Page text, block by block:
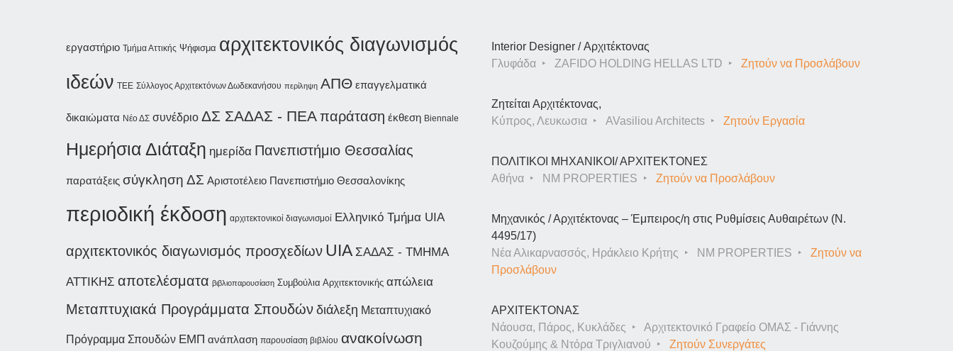
εργαστήριο Τμήμα Αττικής Ψήφισμα αρχιτεκτονικός διαγωνισμός
ιδεών
ΤΕΕ Σύλλογος Αρχιτεκτόνων Δωδεκανήσου περίληψη ΑΠΘ επαγγελματικά
δικαιώματα Νέο ΔΣ συνέδριο ΔΣ ΣΑΔΑΣ - ΠΕΑπαράταση έκθεση Biennale
Ημερήσια Διάταξη ημερίδα Πανεπιστήμιο Θεσσαλίας
παρατάξεις σύγκληση ΔΣ Αριστοτέλειο Πανεπιστήμιο Θεσσαλονίκης
περιοδική έκδοση αρχιτεκτονικοί διαγωνισμοί Ελληνικό Τμήμα UIA
αρχιτεκτονικός διαγωνισμός προσχεδίων UIA ΣΑΔΑΣ - ΤΜΗΜΑ
ΑΤΤΙΚΗΣ αποτελέσματα βιβλιοπαρουσίαση Συμβούλια Αρχιτεκτονικής απώλεια
Μεταπτυχιακά Προγράμματα Σπουδών διάλεξη Μεταπτυχιακό
Πρόγραμμα Σπουδών ΕΜΠ ανάπλαση παρουσίαση βιβλίου ανακοίνωση
Interior Designer / Αρχιτέκτονας
Γλυφάδα
ZAFIDO HOLDING HELLAS LTD Ζητούν να Προσλάβουν
Ζητείται Αρχιτέκτονας,
Κύπρος, Λευκωσια
AVasiliou Architects Ζητούν Εργασία
ΠΟΛΙΤΙΚΟΙ ΜΗΧΑΝΙΚΟΙ/ ΑΡΧΙΤΕΚΤΟΝΕΣ
Αθήνα
NM PROPERTIES Ζητούν να Προσλάβουν
Μηχανικός / Αρχιτέκτονας – Έμπειρος/η στις Ρυθμίσεις Αυθαιρέτων (Ν.
4495/17)
Νέα Αλικαρνασσός, Ηράκλειο Κρήτης
NM PROPERTIES
Ζητούν να
Προσλάβουν
ΑΡΧΙΤΕΚΤΟΝΑΣ
Νάουσα, Πάρος, Κυκλάδες
Αρχιτεκτονικό Γραφείο ΟΜΑΣ - Γιάννης
Κουζούμης & Ντόρα Τριγλιανού
Ζητούν Συνεργάτες